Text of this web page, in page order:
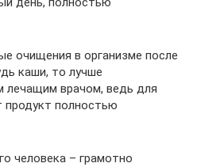
очищения в организме после
каши, то лучше
лечащим врачом, ведь для
продукт полностью
человека – грамотно